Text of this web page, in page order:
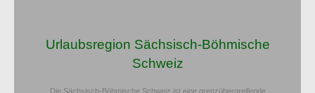
Urlaubsregion Sächsisch-Böhmische
Schweiz
Die Sächsisch-Böhmische Schweiz ist eine grenzübergreifende